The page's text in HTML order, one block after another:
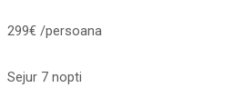
299€ /persoana
Sejur 7 nopti